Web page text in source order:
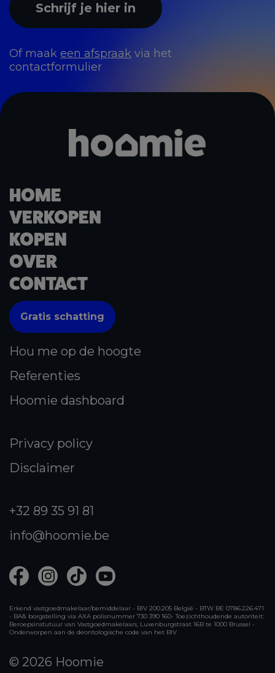
Of maak een afspraak via het
contactformulier
Schrijf je hier in
HOME
VERKOPEN
KOPEN
OVER
CONTACT
Gratis schatting
Hou me op de hoogte
Referenties
Hoomie dashboard
Privacy policy
Disclaimer
+32 89 35 91 81
info@hoomie.be
Erkend vastgoedmakelaar/bemiddelaar - BIV 200.205 België - BTW BE 0786.226.471
- BA& borgstelling via AXA polisnummer 730 390 160- Toezichthoudende autoriteit:
Beroepsinstutuur van Vastgoedmakelaars, Luxenburgstraat 16B te 1000 Brussel -
Onderworpen aan de deontologische code van het BIV
© 2026 Hoomie